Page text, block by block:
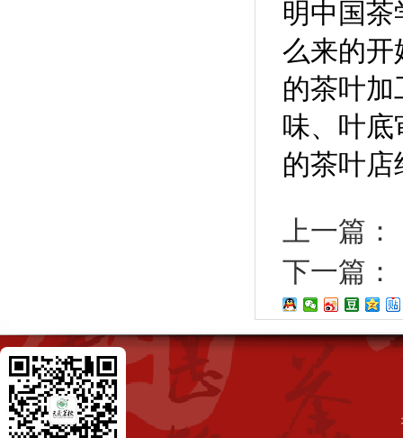
明中国
么来的开
的茶叶
味、叶底
的茶叶
上一篇：
下一篇：